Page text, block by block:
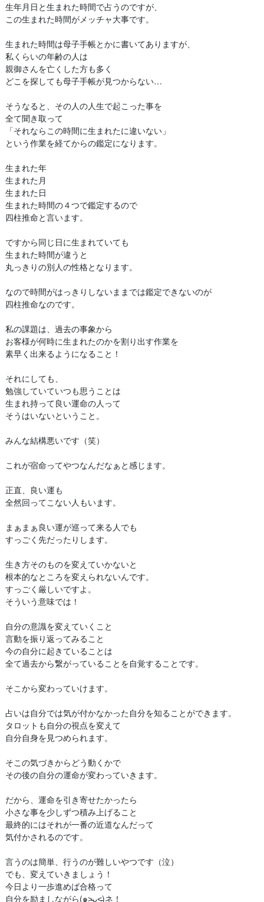
生年月日と生まれた時間で占うのですが、
この生まれた時間がメッチャ大事です。
生まれた時間は母子手帳とかに書いてありますが、
私くらいの年齢の人は
親御さんを亡くした方も多く
どこを探しても母子手帳が見つからない…
そうなると、その人の人生で起こった事を
全て聞き取って
「それならこの時間に生まれたに違いない」
という作業を経てからの鑑定になります。
生まれた年
生まれた月
生まれた日
生まれた時間の４つで鑑定するので
四柱推命と言います。
ですから同じ日に生まれていても
生まれた時間が違うと
丸っきりの別人の性格となります。
なので時間がはっきりしないままでは鑑定できないのが
四柱推命なのです。
私の課題は、過去の事象から
お客様が何時に生まれたのかを割り出す作業を
素早く出来るようになること！
それにしても、
勉強していていつも思うことは
生まれ持って良い運命の人って
そうはいないということ。
みんな結構悪いです（笑）
これが宿命ってやつなんだなぁと感じます。
正直、良い運も
全然回ってこない人もいます。
まぁまぁ良い運が巡って来る人でも
すっごく先だったりします。
生き方そのものを変えていかないと
根本的なところを変えられないんです。
すっごく厳しいですよ。
そういう意味では！
自分の意識を変えていくこと
言動を振り返ってみること
今の自分に起きていることは
全て過去から繋がっていることを自覚することです。
そこから変わっていけます。
占いは自分では気が付かなかった自分を知ることができます。
タロットも自分の視点を変えて
自分自身を見つめられます。
そこの気づきからどう動くかで
その後の自分の運命が変わっていきます。
だから、運命を引き寄せたかったら
小さな事を少しずつ積み上げること
最終的にはそれが一番の近道なんだって
気付かされるのです。
言うのは簡単、行うのが難しいやつです（泣）
でも、変えていきましょう！
今日より一歩進めば合格って
自分を励ましながら(๑˃̵ᴗ˂̵)ネ！